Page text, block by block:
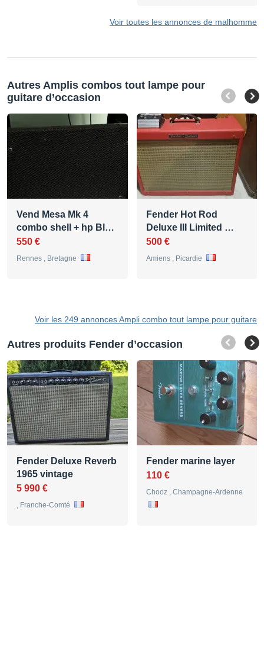
Voir toutes les annonces de malhomme
Autres Amplis combos tout lampe pour
guitare d’occasion
Vend Mesa Mk 4
combo shell + hp Bl…
550 €
Rennes , Bretagne
Fender Hot Rod
Deluxe III Limited …
500 €
Amiens , Picardie
Voir les 249 annonces Ampli combo tout lampe pour guitare
Autres produits Fender d’occasion
Fender Deluxe Reverb
1965 vintage
5 990 €
, Franche-Comté
Fender marine layer
110 €
Chooz , Champagne-Ardenne